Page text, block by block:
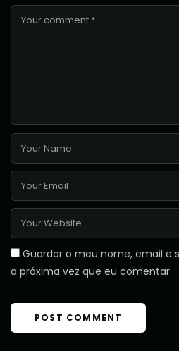
Guardar o meu nome, email e
a próxima vez que eu comentar.